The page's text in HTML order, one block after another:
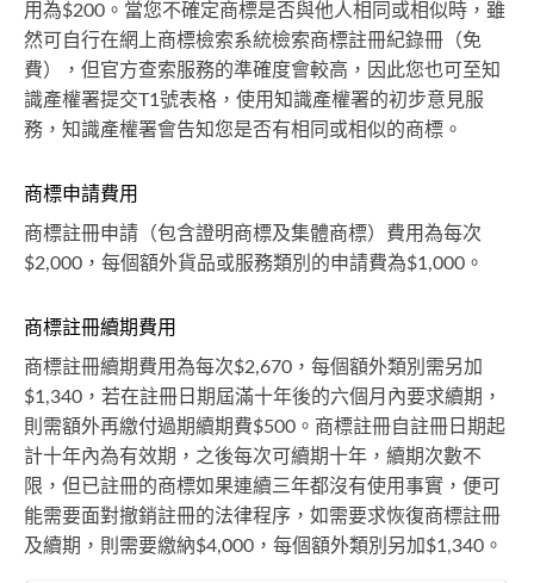
用為$200。當您不確定商標是否與他人相同或相似時，雖
然可自行在網上商標檢索系統檢索商標註冊紀錄冊（免
費），但官方查索服務的準確度會較高，因此您也可至知
識產權署提交T1號表格，使用知識產權署的初步意見服
務，知識產權署會告知您是否有相同或相似的商標。
商標申請費用
商標註冊申請（包含證明商標及集體商標）費用為每次
$2,000，每個額外貨品或服務類別的申請費為$1,000。
商標註冊續期費用
商標註冊續期費用為每次$2,670，每個額外類別需另加
$1,340，若在註冊日期屆滿十年後的六個月內要求續期，
則需額外再繳付過期續期費$500。商標註冊自註冊日期起
計十年內為有效期，之後每次可續期十年，續期次數不
限，但已註冊的商標如果連續三年都沒有使用事實，便可
能需要面對撤銷註冊的法律程序，如需要求恢復商標註冊
及續期，則需要繳納$4,000，每個額外類別另加$1,340。